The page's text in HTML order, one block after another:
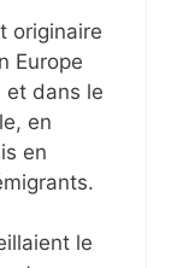
originaire
Europe
et dans le
en
en
le